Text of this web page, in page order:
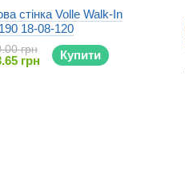
стінка Volle Walk-In
18-08-120
грн
грн Купити